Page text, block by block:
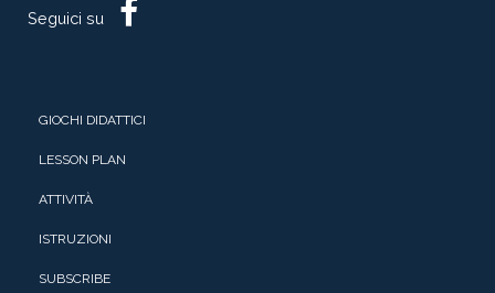
Seguici su
GIOCHI DIDATTICI
LESSON PLAN
ATTIVITÀ
ISTRUZIONI
SUBSCRIBE